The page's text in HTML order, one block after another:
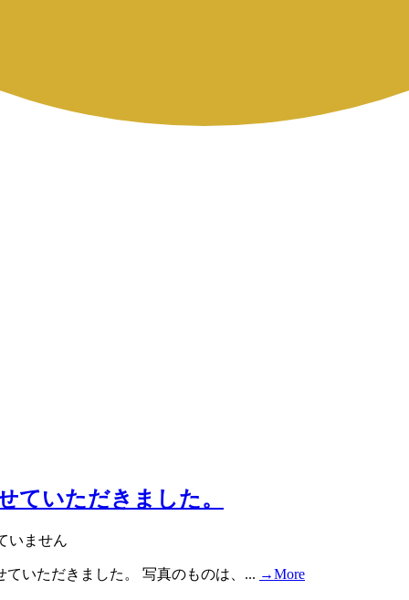
ていただきました。
いません
いただきました。 写真のものは、... →More